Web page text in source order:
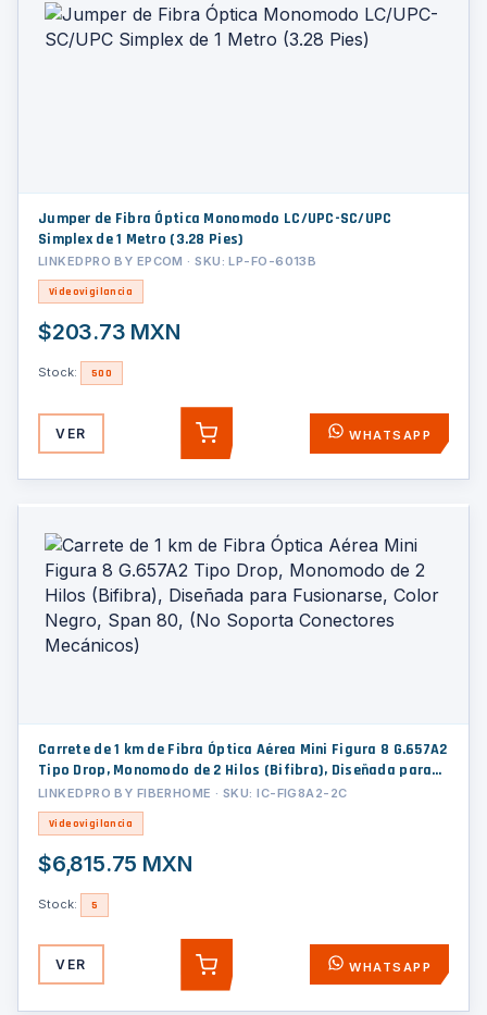
Jumper de Fibra Óptica Monomodo LC/UPC-SC/UPC
Simplex de 1 Metro (3.28 Pies)
LINKEDPRO BY EPCOM · SKU: LP-FO-6013B
Videovigilancia
$203.73 MXN
Stock: 500
VER AGREGAR WHATSAPP
Carrete de 1 km de Fibra Óptica Aérea Mini Figura 8 G.657A2
Tipo Drop, Monomodo de 2 Hilos (Bifibra), Diseñada para
Fusionarse, Color Negro, Span 80, (No Soporta Conectores
Mecánicos)
LINKEDPRO BY FIBERHOME · SKU: IC-FIG8A2-2C
Videovigilancia
$6,815.75 MXN
Stock: 5
VER AGREGAR WHATSAPP